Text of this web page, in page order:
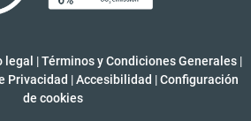
legal |Términos y Condiciones Generales |
Privacidad | Accesibilidad | Configuración
de cookies